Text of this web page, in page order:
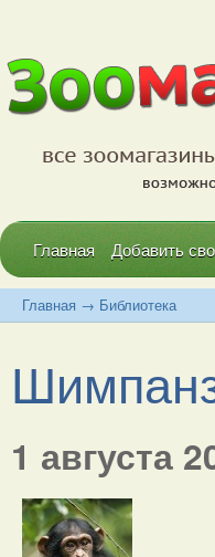
Главная Добавить
Главная → Библиотека
1 августа